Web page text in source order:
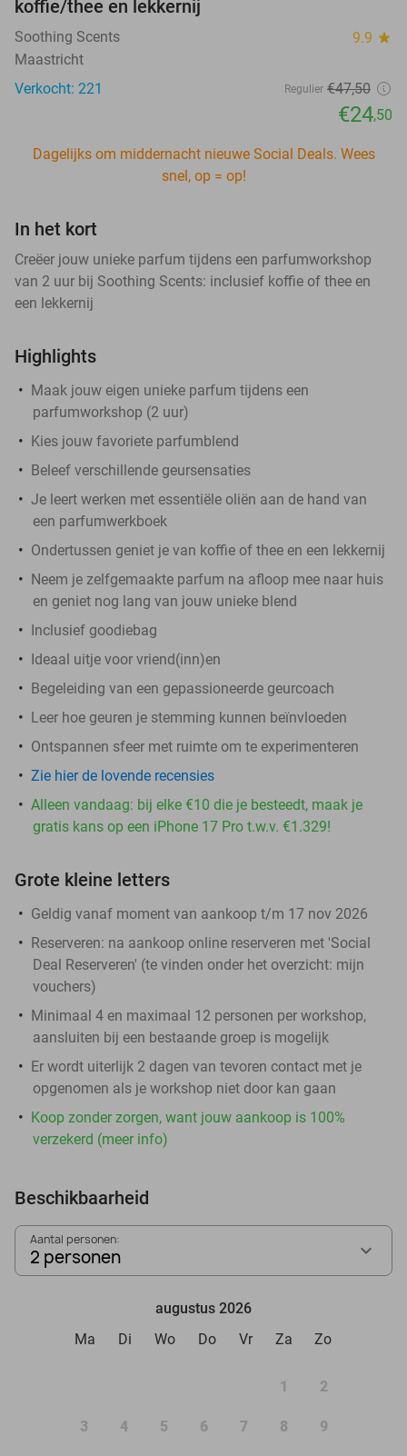
koffie/thee en lekkernij
Soothing Scents 9.9 star
Maastricht
Verkocht: 221
Regulier €47,50
€24,50
Dagelijks om middernacht nieuwe Social Deals. Wees
snel, op = op!
In het kort
Creëer jouw unieke parfum tijdens een parfumworkshop
van 2 uur bij Soothing Scents: inclusief koffie of thee en
een lekkernij
Highlights
Maak jouw eigen unieke parfum tijdens een
parfumworkshop (2 uur)
Kies jouw favoriete parfumblend
Beleef verschillende geursensaties
Je leert werken met essentiële oliën aan de hand van
een parfumwerkboek
Ondertussen geniet je van koffie of thee en een lekkernij
Neem je zelfgemaakte parfum na afloop mee naar huis
en geniet nog lang van jouw unieke blend
Inclusief goodiebag
Ideaal uitje voor vriend(inn)en
Begeleiding van een gepassioneerde geurcoach
Leer hoe geuren je stemming kunnen beïnvloeden
Ontspannen sfeer met ruimte om te experimenteren
Zie hier de lovende recensies
Alleen vandaag: bij elke €10 die je besteedt, maak je
gratis kans op een iPhone 17 Pro t.w.v. €1.329!
Grote kleine letters
Geldig vanaf moment van aankoop t/m 17 nov 2026
Reserveren: na aankoop online reserveren met 'Social
Deal Reserveren' (te vinden onder het overzicht: mijn
vouchers)
Minimaal 4 en maximaal 12 personen per workshop,
aansluiten bij een bestaande groep is mogelijk
Er wordt uiterlijk 2 dagen van tevoren contact met je
opgenomen als je workshop niet door kan gaan
Koop zonder zorgen, want jouw aankoop is 100%
verzekerd (meer info)
Beschikbaarheid
Aantal personen:
2 personen
augustus 2026
Ma
Di Wo Do Vr Za Zo
1 2
3 4 5 6 7 8 9